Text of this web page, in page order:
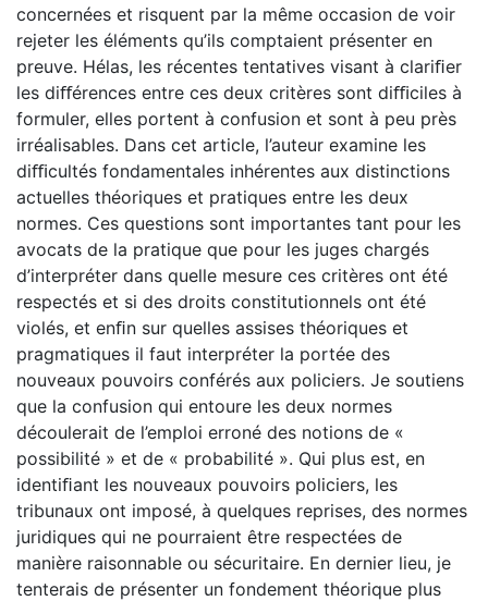
concernées et risquent par la même occasion de voir
rejeter les éléments qu’ils comptaient présenter en
preuve. Hélas, les récentes tentatives visant à clariﬁer
les diﬀérences entre ces deux critères sont diﬃciles à
formuler, elles portent à confusion et sont à peu près
irréalisables. Dans cet article, l’auteur examine les
diﬃcultés fondamentales inhérentes aux distinctions
actuelles théoriques et pratiques entre les deux
normes. Ces questions sont importantes tant pour les
avocats de la pratique que pour les juges chargés
d’interpréter dans quelle mesure ces critères ont été
respectés et si des droits constitutionnels ont été
violés, et enﬁn sur quelles assises théoriques et
pragmatiques il faut interpréter la portée des
nouveaux pouvoirs conférés aux policiers. Je soutiens
que la confusion qui entoure les deux normes
découlerait de l’emploi erroné des notions de «
possibilité » et de « probabilité ». Qui plus est, en
identiﬁant les nouveaux pouvoirs policiers, les
tribunaux ont imposé, à quelques reprises, des normes
juridiques qui ne pourraient être respectées de
manière raisonnable ou sécuritaire. En dernier lieu, je
tenterais de présenter un fondement théorique plus